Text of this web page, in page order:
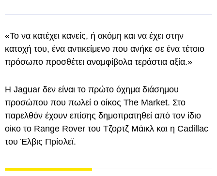
«Το να κατέχει κανείς, ή ακόμη και να έχει στην
κατοχή του, ένα αντικείμενο που ανήκε σε ένα τέτοιο
πρόσωπο προσθέτει αναμφίβολα τεράστια αξία.»
Η Jaguar δεν είναι το πρώτο όχημα διάσημου
προσώπου που πωλεί ο οίκος The Market. Στο
παρελθόν έχουν επίσης δημοπρατηθεί από τον ίδιο
οίκο το Range Rover του Τζορτζ Μάικλ και η Cadillac
του Έλβις Πρίσλεϊ.